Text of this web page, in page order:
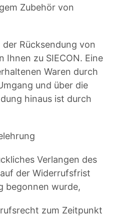
Zubehör von
Rücksendung von
Ihnen zu SIECON. Eine
Waren durch
und über die
hinaus ist durch
Verlangen des
der Widerrufsfrist
begonnen wurde,
zum Zeitpunkt